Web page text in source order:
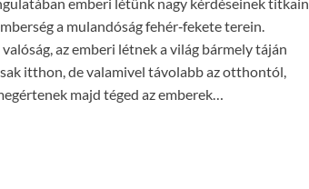
a mulandóság fehér‑fekete terein.
az emberi létnek a világ bármely táján
itthon, de valamivel távolabb az otthontól,
majd téged az emberek…